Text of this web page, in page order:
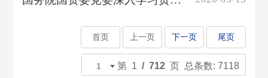
首页 上一页 下一页 尾页
第 1 / 712 页 总条数: 7118